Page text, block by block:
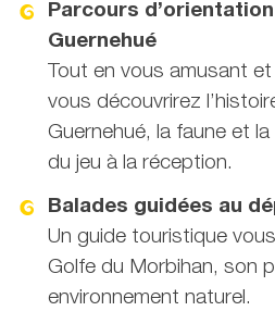
Parcours
Guernehué
Tout en vous amusant
vous découvrirez
Guernehué, la faune et
du jeu à la réception.
Balades guidées au
Un guide touristique
Golfe du Morbihan, son
environnement naturel.